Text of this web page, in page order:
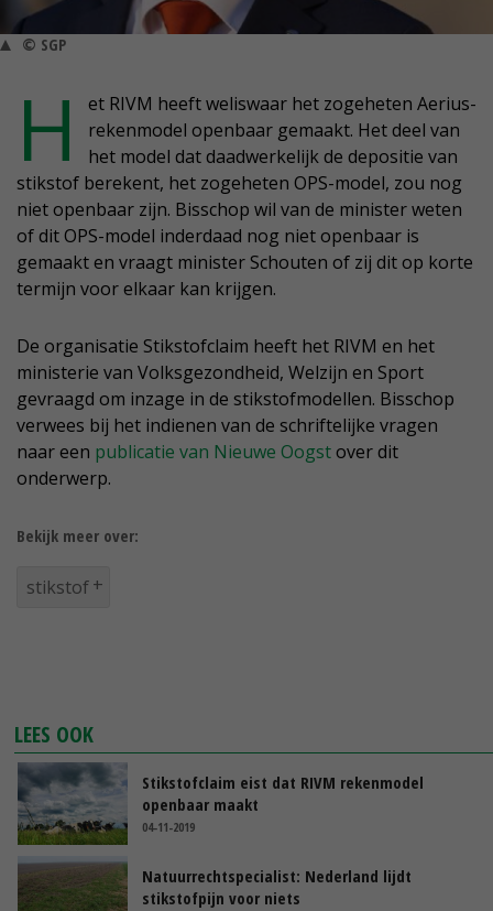
© SGP
H
et RIVM heeft weliswaar het zogeheten Aerius-
rekenmodel openbaar gemaakt. Het deel van
het model dat daadwerkelijk de depositie van
stikstof berekent, het zogeheten OPS-model, zou nog
niet openbaar zijn. Bisschop wil van de minister weten
of dit OPS-model inderdaad nog niet openbaar is
gemaakt en vraagt minister Schouten of zij dit op korte
termijn voor elkaar kan krijgen.
De organisatie Stikstofclaim heeft het RIVM en het
ministerie van Volksgezondheid, Welzijn en Sport
gevraagd om inzage in de stikstofmodellen. Bisschop
verwees bij het indienen van de schriftelijke vragen
naar een publicatie van Nieuwe Oogstover dit
onderwerp.
Bekijk meer over:
stikstof
LEES OOK
Stikstofclaim eist dat RIVM rekenmodel
openbaar maakt
04-11-2019
Natuurrechtspecialist: Nederland lijdt
stikstofpijn voor niets